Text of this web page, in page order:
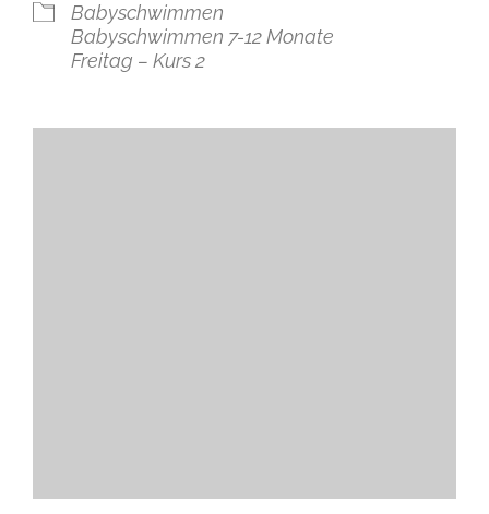
Babyschwimmen
Babyschwimmen 7-12 Monate
Freitag – Kurs 2